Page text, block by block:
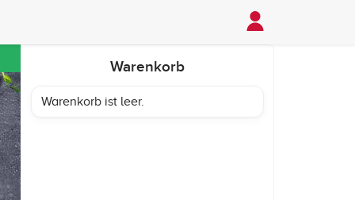
Warenkorb
Warenkorb ist leer.